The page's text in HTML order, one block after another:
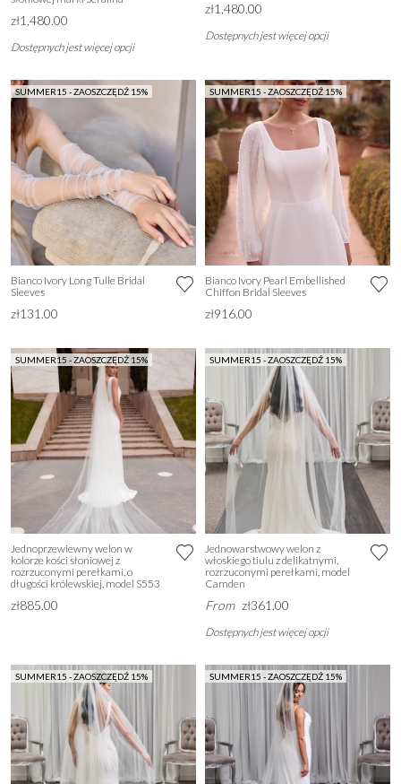
zł1,480.00
Dostępnych jest więcej opcji
zł1,480.00
Dostępnych jest więcej opcji
SUMMER15 - ZAOSZCZĘDŹ 15%
Bianco Ivory Long Tulle Bridal
Sleeves
zł131.00
SUMMER15 - ZAOSZCZĘDŹ 15%
Bianco Ivory Pearl Embellished
Chiffon Bridal Sleeves
zł916.00
SUMMER15 - ZAOSZCZĘDŹ 15%
Jednoprzewiewny welon w
kolorze kości słoniowej z
rozrzuconymi perełkami, o
długości królewskiej, model S553
zł885.00
SUMMER15 - ZAOSZCZĘDŹ 15%
Jednowarstwowy welon z
włoskiego tiulu z delikatnymi,
rozrzuconymi perełkami, model
Camden
From zł361.00
Dostępnych jest więcej opcji
SUMMER15 - ZAOSZCZĘDŹ 15% SUMMER15 - ZAOSZCZĘDŹ 15%